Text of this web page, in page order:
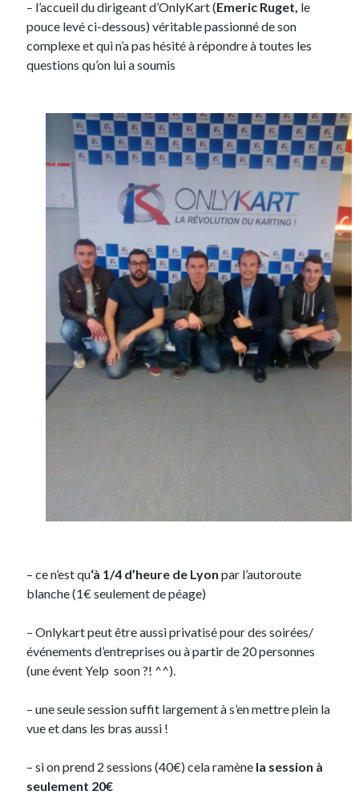
– l’accueil du dirigeant d’OnlyKart (Emeric Ruget, le
pouce levé ci-dessous) véritable passionné de son
complexe et qui n’a pas hésité à répondre à toutes les
questions qu’on lui a soumis
– ce n’est qu‘à 1/4 d’heure de Lyon par l’autoroute
blanche (1€ seulement de péage)
– Onlykart peut être aussi privatisé pour des soirées/
événements d’entreprises ou à partir de 20 personnes
(une évent Yelp soon ?! ^^).
– une seule session suffit largement à s’en mettre plein la
vue et dans les bras aussi !
– si on prend 2 sessions (40€) cela ramène la session à
seulement 20€